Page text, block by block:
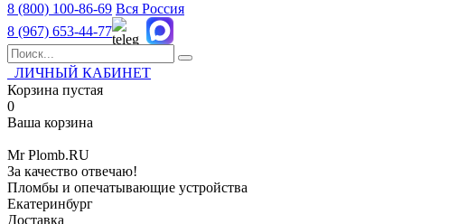
8 (800) 100-86-69 Вся Россия
8 (967) 653-44-77
ЛИЧНЫЙ КАБИНЕТ
Корзина пустая
0
Ваша корзина
MrPlomb.RU
За качество отвечаю!
Пломбы и опечатывающие устройства
Екатеринбург
Доставка